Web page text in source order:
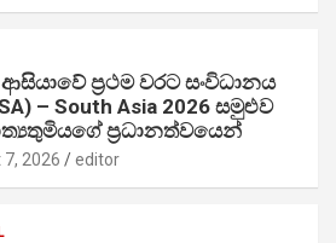
ප්‍රථම වරට සංවිධානය
– South Asia 2026 සමුළුව
ප්‍රධානත්වයෙන්
2026 editor